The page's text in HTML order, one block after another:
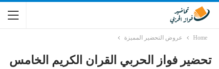
Home عروض التحضير المميزة
تحضير فواز الحربي القران الكريم الخامس